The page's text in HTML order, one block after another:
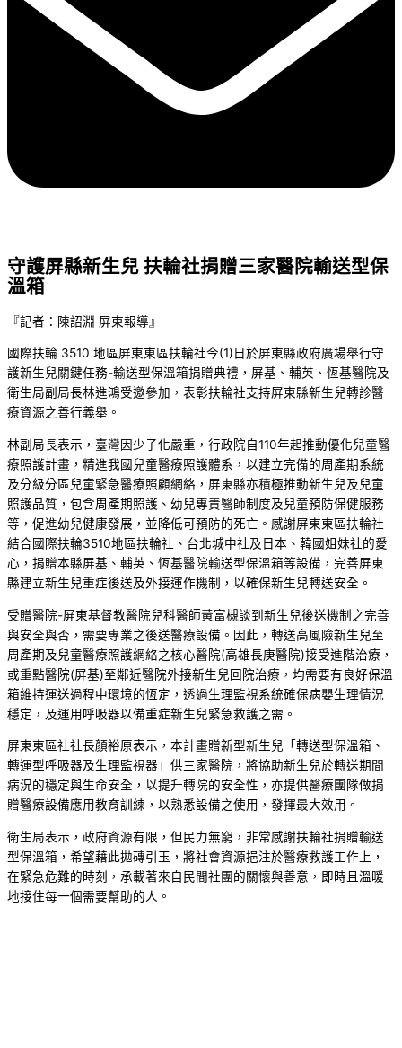
守護屏縣新生兒 扶輪社捐贈三家醫院輸送型保
溫箱
『記者：陳詔淵 屏東報導』
國際扶輪 3510 地區屏東東區扶輪社今(1)日於屏東縣政府廣場舉行守
護新生兒關鍵任務-輸送型保溫箱捐贈典禮，屏基、輔英、恆基醫院及
衛生局副局長林進鴻受邀參加，表彰扶輪社支持屏東縣新生兒轉診醫
療資源之善行義舉。
林副局長表示，臺灣因少子化嚴重，行政院自110年起推動優化兒童醫
療照護計畫，精進我國兒童醫療照護體系，以建立完備的周產期系統
及分級分區兒童緊急醫療照顧網絡，屏東縣亦積極推動新生兒及兒童
照護品質，包含周產期照護、幼兒專責醫師制度及兒童預防保健服務
等，促進幼兒健康發展，並降低可預防的死亡。感謝屏東東區扶輪社
結合國際扶輪3510地區扶輪社、台北城中社及日本、韓國姐妹社的愛
心，捐贈本縣屏基、輔英、恆基醫院輸送型保溫箱等設備，完善屏東
縣建立新生兒重症後送及外接運作機制，以確保新生兒轉送安全。
受贈醫院-屏東基督教醫院兒科醫師黃富槻談到新生兒後送機制之完善
與安全與否，需要專業之後送醫療設備。因此，轉送高風險新生兒至
周產期及兒童醫療照護網絡之核心醫院(高雄長庚醫院)接受進階治療，
或重點醫院(屏基)至鄰近醫院外接新生兒回院治療，均需要有良好保溫
箱維持運送過程中環境的恆定，透過生理監視系統確保病嬰生理情況
穩定，及運用呼吸器以備重症新生兒緊急救護之需。
屏東東區社社長顏裕原表示，本計畫贈新型新生兒「轉送型保溫箱、
轉運型呼吸器及生理監視器」供三家醫院，將協助新生兒於轉送期間
病況的穩定與生命安全，以提升轉院的安全性，亦提供醫療團隊做捐
贈醫療設備應用教育訓練，以熟悉設備之使用，發揮最大效用。
衛生局表示，政府資源有限，但民力無窮，非常感謝扶輪社捐贈輸送
型保溫箱，希望藉此拋磚引玉，將社會資源挹注於醫療救護工作上，
在緊急危難的時刻，承載著來自民間社團的關懷與善意，即時且溫暖
地接住每一個需要幫助的人。